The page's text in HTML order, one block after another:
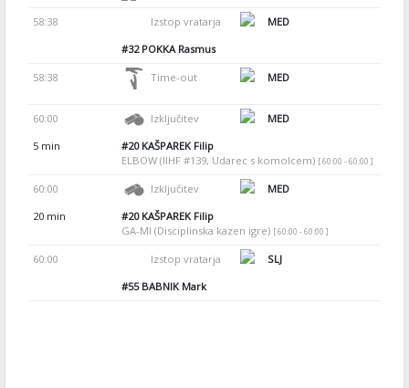
58:38 Izstop vratarja
MED
#32POKKA Rasmus
58:38 Time-out MED
60:00 Izključitev
MED
5 min
#20KAŠPAREK Filip
ELBOW (IIHF #139, Udarec s komolcem) [ 60:00 - 60:00 ]
60:00 Izključitev
MED
20 min
#20KAŠPAREK Filip
GA-MI (Disciplinska kazen igre) [ 60:00 - 60:00 ]
60:00 Izstop vratarja
SLJ
#55BABNIK Mark